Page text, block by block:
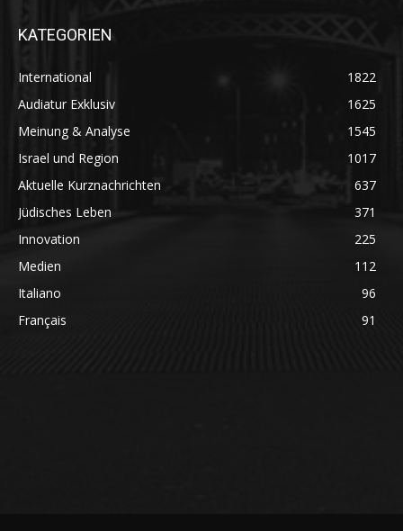
KATEGORIEN
International
1822
Audiatur Exklusiv
1625
Meinung & Analyse
1545
Israel und Region
1017
Aktuelle Kurznachrichten
637
Jüdisches Leben
371
Innovation
225
Medien
112
Italiano
96
Français
91